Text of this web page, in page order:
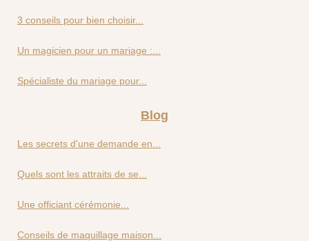
3 conseils pour bien choisir...
Un magicien pour un mariage :...
Spécialiste du mariage pour...
Blog
Les secrets d'une demande en...
Quels sont les attraits de se...
Une officiant cérémonie...
Conseils de maquillage maison...